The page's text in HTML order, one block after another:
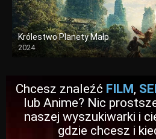
Królestwo Planety Małp
2024
Chcesz znaleźć FILM,
lub Anime? Nic
naszej wyszukiwarki i
gdzie chcesz i